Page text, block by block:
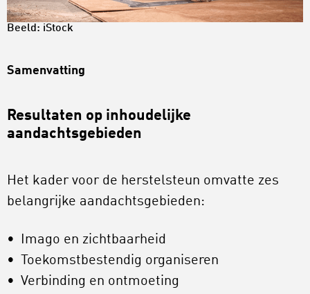
Beeld: iStock
Samenvatting
Resultaten op inhoudelijke
aandachtsgebieden
Het kader voor de herstelsteun omvatte zes
belangrijke aandachtsgebieden:
Imago en zichtbaarheid
Toekomstbestendig organiseren
Verbinding en ontmoeting